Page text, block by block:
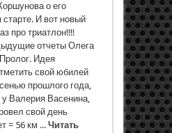
о его
И вот новый
про триатлон!!!!
отчеты Олега
Идея
свой юбилей
прошлого года,
у Валерия Васенина,
свой день
= 56 км ... Читать